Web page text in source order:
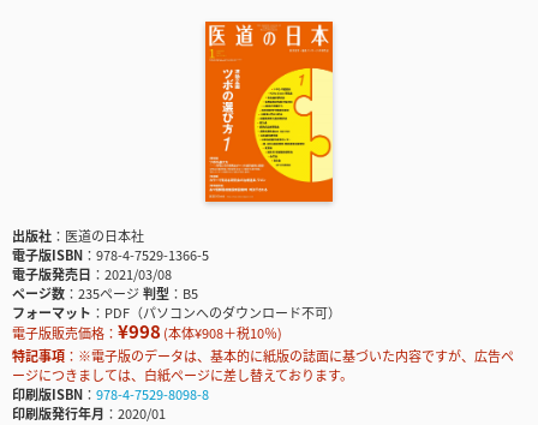
出版社
医道の日本社
電子版ISBN
978-4-7529-1366-5
電子版発売日
2021/03/08
ページ数
235ページ判型
B5
フォーマット
PDF（パソコンへのダウンロード不可）
電子版販売価格： ¥998 (本体¥908＋税10％)
特記事項
※電子版のデータは、基本的に紙版の誌面に基づいた内容ですが、広告ペ
ージにつきましては、白紙ページに差し替えております。
印刷版ISBN
978-4-7529-8098-8
印刷版発行年月
2020/01